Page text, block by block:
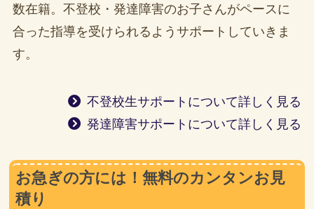
数在籍。不登校・発達障害のお子さんがペースに
合った指導を受けられるようサポートしていきま
す。
不登校生サポートについて詳しく見る
発達障害サポートについて詳しく見る
お急ぎの方には！無料のカンタンお見
積り